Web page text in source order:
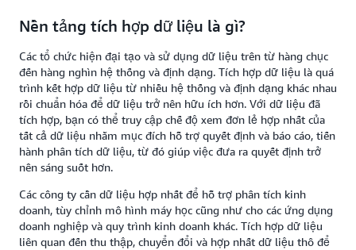
Nền tảng tích hợp dữ liệu là gì?
Các tổ chức hiện đại tạo và sử dụng dữ liệu trên từ hàng chục
đến hàng nghìn hệ thống và định dạng. Tích hợp dữ liệu là quá
trình kết hợp dữ liệu từ nhiều hệ thống và định dạng khác nhau
rồi chuẩn hóa để dữ liệu trở nên hữu ích hơn. Với dữ liệu đã
tích hợp, bạn có thể truy cập chế độ xem đơn lẻ hợp nhất của
tất cả dữ liệu nhằm mục đích hỗ trợ quyết định và báo cáo, tiến
hành phân tích dữ liệu, từ đó giúp việc đưa ra quyết định trở
nên sáng suốt hơn.
Các công ty cần dữ liệu hợp nhất để hỗ trợ phân tích kinh
doanh, tùy chỉnh mô hình máy học cũng như cho các ứng dụng
doanh nghiệp và quy trình kinh doanh khác. Tích hợp dữ liệu
liên quan đến thu thập, chuyển đổi và hợp nhất dữ liệu thô để